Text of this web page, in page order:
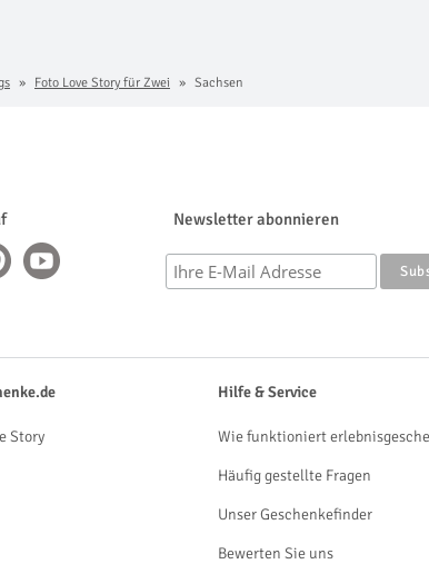
Foto Love Story für Zwei Sachsen
Newsletter abonnieren
Story
Hilfe & Service
Wie funktioniert
Häufig gestellte Fragen
Unser Geschenkefinder
Bewerten Sie uns